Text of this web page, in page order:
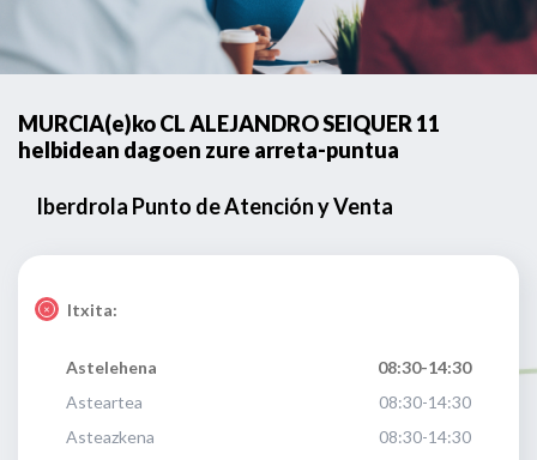
MURCIA(e)ko CL ALEJANDRO SEIQUER 11
helbidean dagoen zure arreta-puntua
Iberdrola Punto de Atención y Venta
Itxita:
Astelehena
08:30-14:30
Asteartea
08:30-14:30
Asteazkena
08:30-14:30